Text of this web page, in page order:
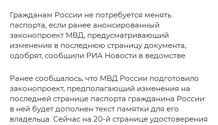
Гражданам России не потребуется менять
паспорта, если ранее анонсированный
законопроект МВД, предусматривающий
изменения в последнюю страницу документа,
одобрят, сообщили РИА Новости в ведомстве.
Ранее сообщалось, что МВД России подготовило
законопроект, предполагающий изменения на
последней странице паспорта гражданина России:
в ней будет дополнен текст памятки для его
владельца. Сейчас на 20-й странице удостоверения